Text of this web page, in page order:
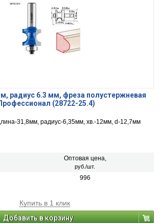
радиус 6.3 мм, фреза полустержневая
(28722-25.4)
31,8мм, радиус-6,35мм, хв.-12мм, d-12,7мм
Оптовая цена,
руб./шт.
996
Купить в 1 клик
Добавить в корзину